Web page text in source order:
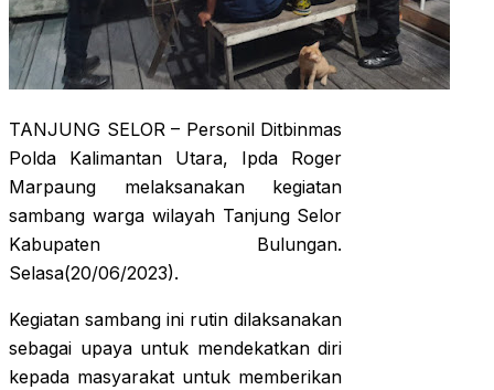
TANJUNG SELOR – Personil Ditbinmas
Polda Kalimantan Utara, Ipda Roger
Marpaung melaksanakan kegiatan
sambang warga wilayah Tanjung Selor
Kabupaten Bulungan.
Selasa(20/06/2023).
Kegiatan sambang ini rutin dilaksanakan
sebagai upaya untuk mendekatkan diri
kepada masyarakat untuk memberikan